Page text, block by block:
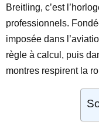
Breitling, c’est
professionnels.
imposée dans
règle à calcul, puis
montres respirent la